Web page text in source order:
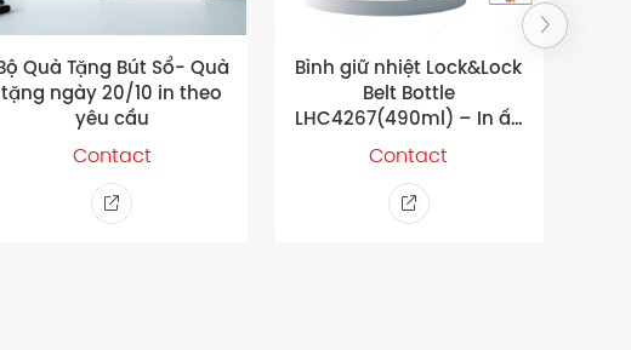
Quà Tặng Bút Sổ- Quà
tặng ngày 20/10 in theo
yêu cầu
Contact
Bình giữ nhiệt Lock&Lock
Belt Bottle
LHC4267(490ml) – In ấn
theo yêu cầu
Contact